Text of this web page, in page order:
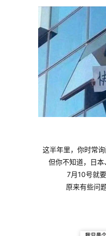
这半年里，你时常
但你不知道，日
7月10号就
原来有些问